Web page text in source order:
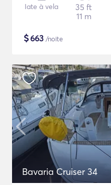
Iate à vela
35 ft
11 m
$663 /noite
Bavaria Cruiser 34